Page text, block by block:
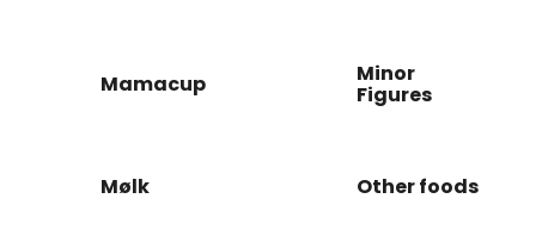
Mamacup Minor
Figures
Mølk Other foods